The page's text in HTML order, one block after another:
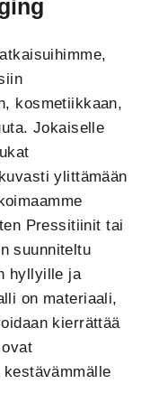
kosmetiikkaan,
Jokaiselle
ylittämään
Pressitiinit tai
suunniteltu
hyllyille ja
on materiaali,
kierrättää